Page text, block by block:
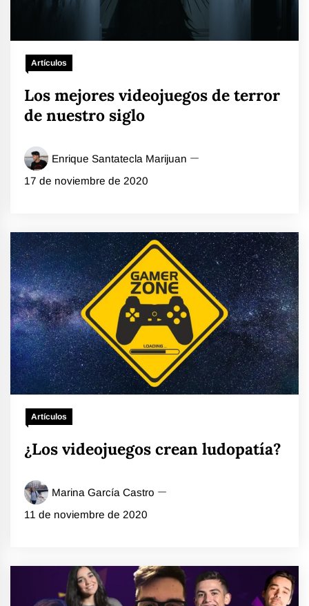
Artículos
Los mejores videojuegos de terror
de nuestro siglo
Enrique Santatecla Marijuan
17 de noviembre de 2020
Artículos
¿Los videojuegos crean ludopatía?
Marina García Castro
11 de noviembre de 2020